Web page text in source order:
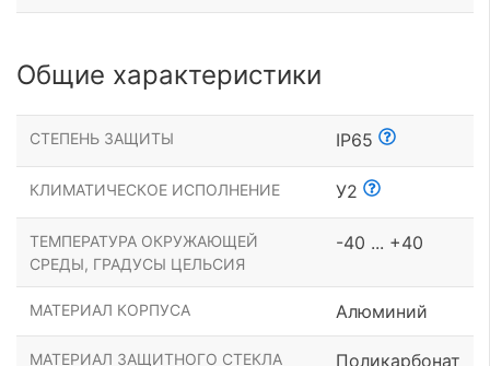
Общие характеристики
СТЕПЕНЬ ЗАЩИТЫ IP65
КЛИМАТИЧЕСКОЕ ИСПОЛНЕНИЕ У2
ТЕМПЕРАТУРА ОКРУЖАЮЩЕЙ
СРЕДЫ, ГРАДУСЫ ЦЕЛЬСИЯ
-40 ... +40
МАТЕРИАЛ КОРПУСА Алюминий
МАТЕРИАЛ ЗАЩИТНОГО СТЕКЛА Поликарбонат